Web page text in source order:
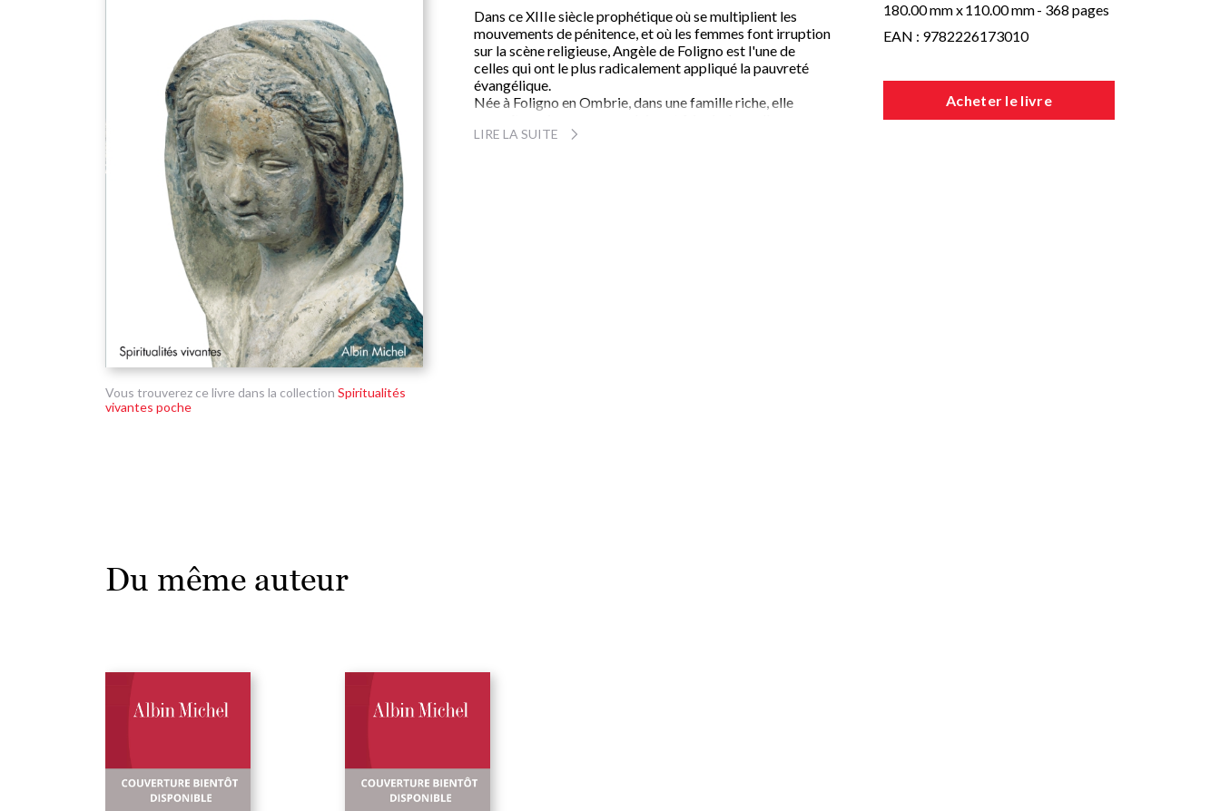
Vous trouverez ce livre dans la collection Spiritualités
vivantes poche
Dans ce XIIIe siècle prophétique où se multiplient les
mouvements de pénitence, et où les femmes font irruption
sur la scène religieuse, Angèle de Foligno est l'une de
celles qui ont le plus radicalement appliqué la pauvreté
évangélique.
Née à Foligno en Ombrie, dans une famille riche, elle
communion sacrilège, elle reçoit la vision de saint François
LIRE LA SUITE
180.00 mm x110.00 mm- 368 pages
EAN : 9782226173010
Acheter le livre
Du même auteur